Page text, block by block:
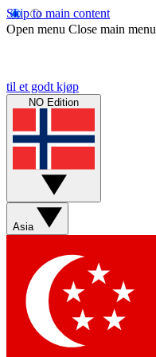
Skip to main content
Open menu Close main menu
til et godt kjøp
NO Edition
Asia